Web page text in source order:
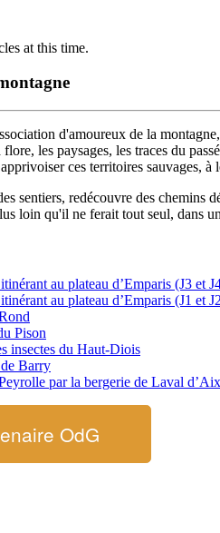
at this time.
d'amoureux de la
les paysages, les traces du
ces territoires sauvages, à
sentiers, redécouvre des chemins
loin qu'il ne ferait tout seul, dans
au plateau d’Emparis (J3 et
au plateau d’Emparis (J1 et
Pison
insectes du Haut-Diois
Barry
par la bergerie de Laval d’Aix
OdG